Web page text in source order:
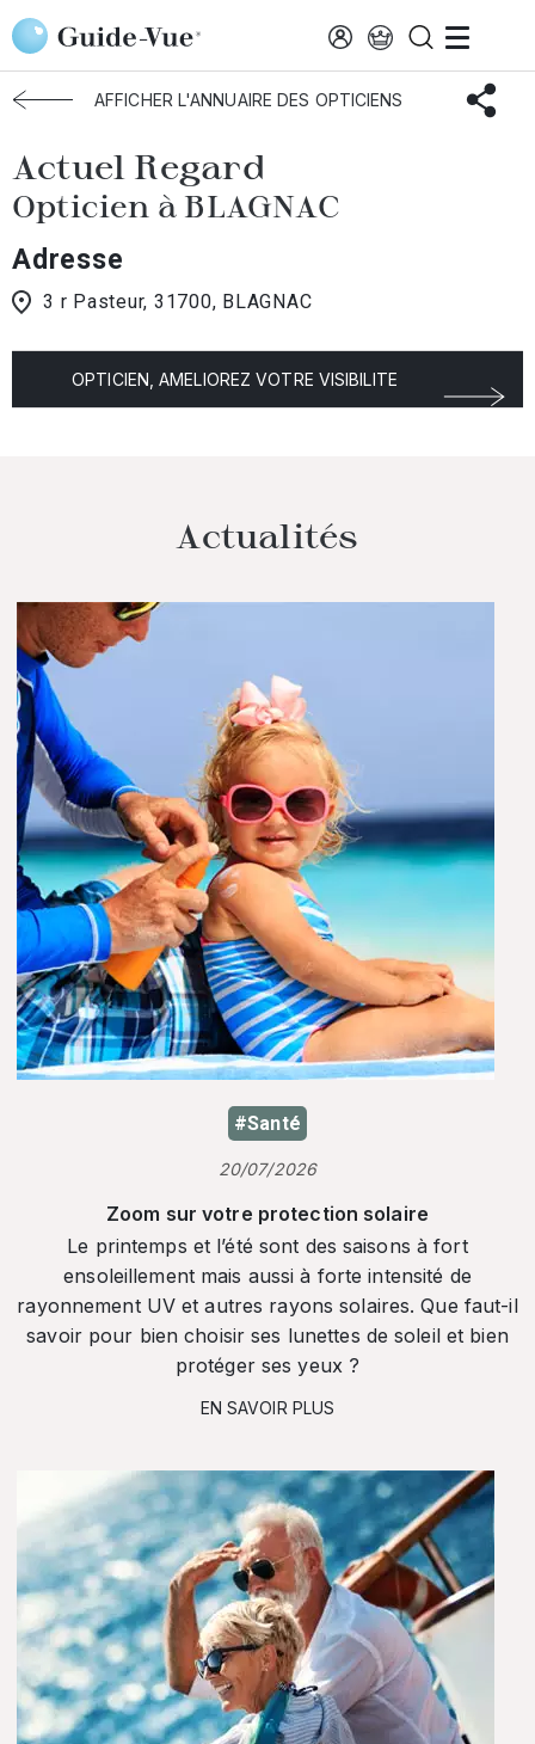
Aller au contenu principal
Accueil Choisir mon opticien Actuel Regard
AFFICHER L'ANNUAIRE DES OPTICIENS
Actuel Regard
Opticien à BLAGNAC
Adresse
3 r Pasteur, 31700, BLAGNAC
OPTICIEN, AMELIOREZ VOTRE VISIBILITE
Actualités
#Santé
20/07/2026
Zoom sur votre protection solaire
Le printemps et l’été sont des saisons à fort
ensoleillement mais aussi à forte intensité de
rayonnement UV et autres rayons solaires. Que faut-il
savoir pour bien choisir ses lunettes de soleil et bien
protéger ses yeux ?
EN SAVOIR PLUS